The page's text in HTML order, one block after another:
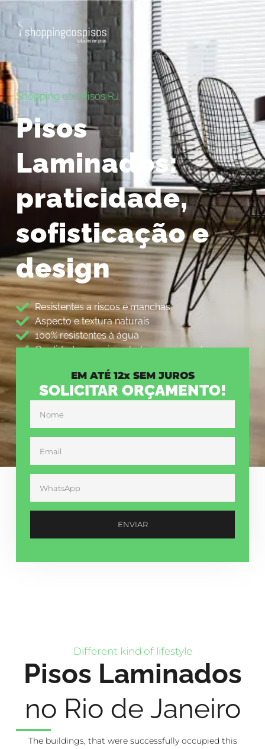
Shopping dos Pisos RJ.
Pisos
Laminados:
praticidade,
sofisticação e
design
Resistentes a riscos e manchas
Aspecto e textura naturais
100% resistentes à água
Qualidade superior e beleza sem igual
FALE COM UM ESPECIALISTA
EM ATÉ 12x SEM JUROS
SOLICITAR ORÇAMENTO!
ENVIAR
Different kind of lifestyle
Pisos Laminados
no Rio de Janeiro
The buildings, that were successfully occupied this